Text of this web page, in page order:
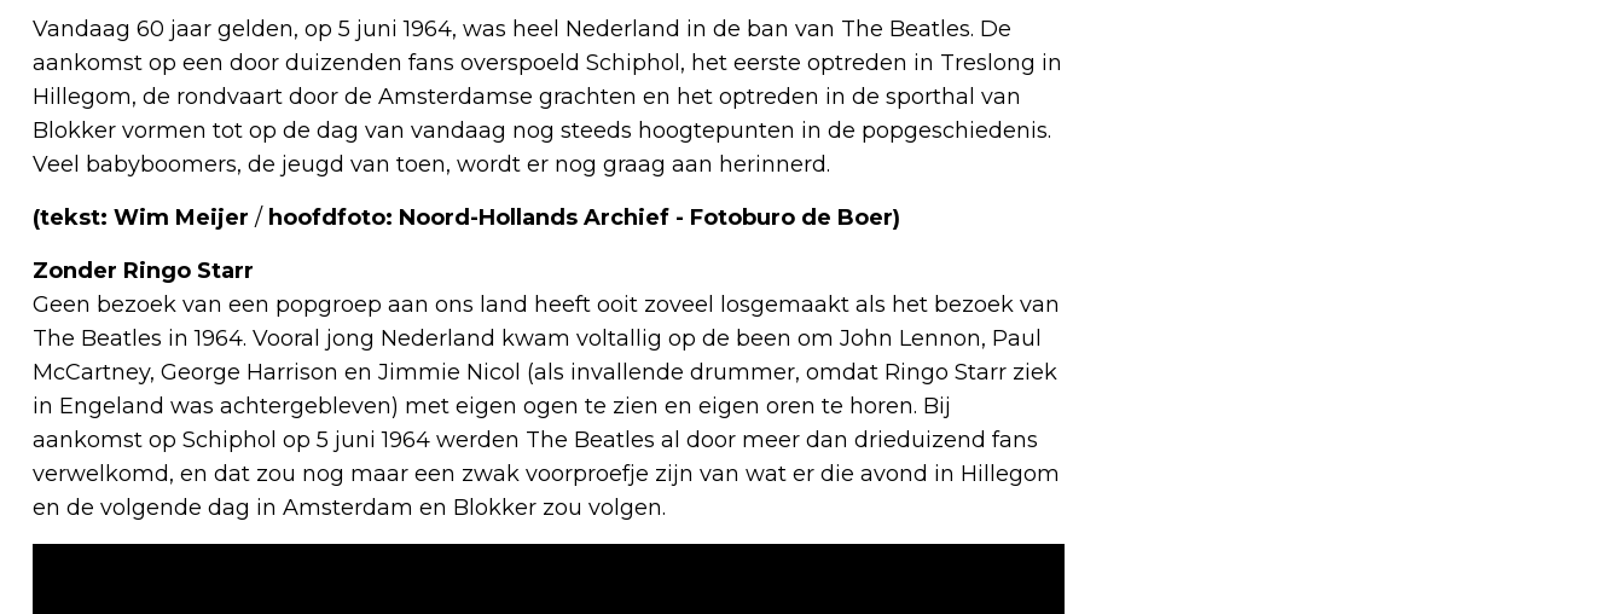
Vandaag 60 jaar gelden, op 5 juni 1964, was heel Nederland in de ban van The Beatles. De
aankomst op een door duizenden fans overspoeld Schiphol, het eerste optreden in Treslong in
Hillegom, de rondvaart door de Amsterdamse grachten en het optreden in de sporthal van
Blokker vormen tot op de dag van vandaag nog steeds hoogtepunten in de popgeschiedenis.
Veel babyboomers, de jeugd van toen, wordt er nog graag aan herinnerd.
(tekst: Wim Meijer / hoofdfoto: Noord-Hollands Archief - Fotoburo de Boer)
Zonder Ringo Starr
Geen bezoek van een popgroep aan ons land heeft ooit zoveel losgemaakt als het bezoek van
The Beatles in 1964. Vooral jong Nederland kwam voltallig op de been om John Lennon, Paul
McCartney, George Harrison en Jimmie Nicol (als invallende drummer, omdat Ringo Starr ziek
in Engeland was achtergebleven) met eigen ogen te zien en eigen oren te horen. Bij
aankomst op Schiphol op 5 juni 1964 werden The Beatles al door meer dan drieduizend fans
verwelkomd, en dat zou nog maar een zwak voorproefje zijn van wat er die avond in Hillegom
en de volgende dag in Amsterdam en Blokker zou volgen.